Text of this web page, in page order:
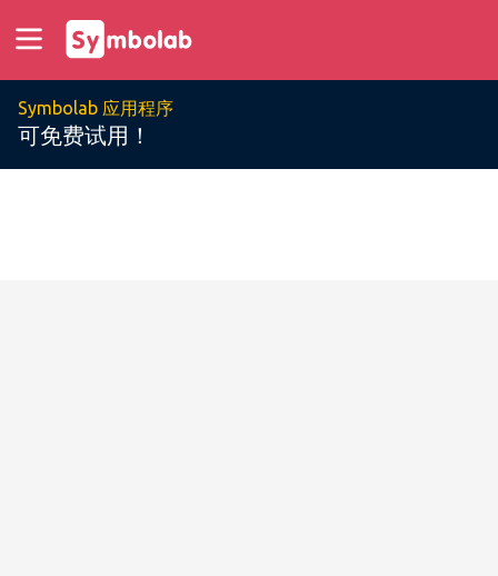
Symbolab 应用程序
可免费试用！